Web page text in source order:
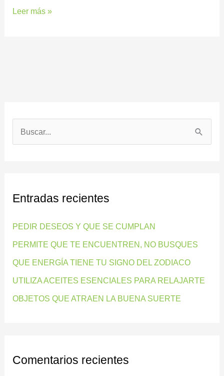
Leer más »
a
p
o
r
:
Entradas recientes
PEDIR DESEOS Y QUE SE CUMPLAN
PERMITE QUE TE ENCUENTREN, NO BUSQUES
QUE ENERGÍA TIENE TU SIGNO DEL ZODIACO
UTILIZA ACEITES ESENCIALES PARA RELAJARTE
OBJETOS QUE ATRAEN LA BUENA SUERTE
Comentarios recientes